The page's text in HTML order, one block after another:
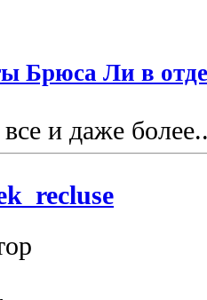
Брюса Ли в
и даже